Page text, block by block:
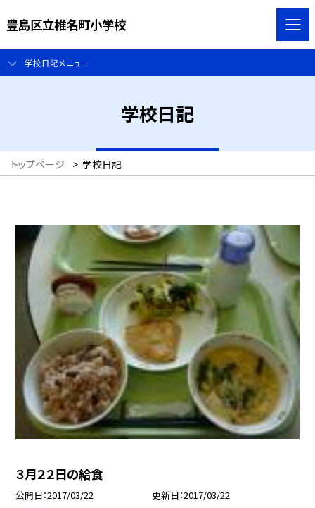
豊島区立椎名町小学校
学校日記メニュー
学校日記
トップページ > 学校日記
３月２２日の給食
公開日 2017/03/22 更新日 2017/03/22